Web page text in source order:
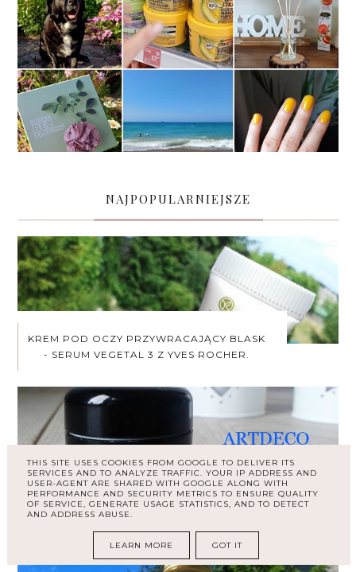
NAJPOPULARNIEJSZE
KREM POD OCZY PRZYWRACAJĄCY BLASK
- SERUM VEGETAL 3 Z YVES ROCHER.
BAZA POD CIENIE ARTDECO EYESHADOW
BASE .
THIS SITE USES COOKIES FROM GOOGLE TO DELIVER ITS
SERVICES AND TO ANALYZE TRAFFIC. YOUR IP ADDRESS AND
USER-AGENT ARE SHARED WITH GOOGLE ALONG WITH
PERFORMANCE AND SECURITY METRICS TO ENSURE QUALITY
OF SERVICE, GENERATE USAGE STATISTICS, AND TO DETECT
AND ADDRESS ABUSE.
LEARN MORE GOT IT